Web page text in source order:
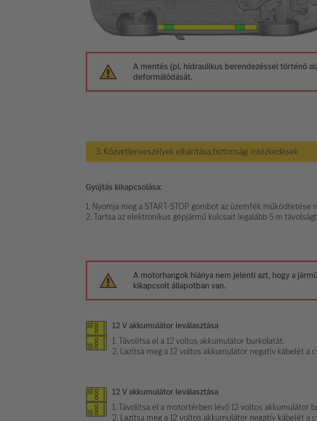
A mentés (pl. hidraulikus berendezéssel történő
deformálódását.
3. Közvetlenveszélyek elhárítása,biztonsági intézkedések
Gyújtás kikapcsolása:
1. Nyomja meg a START-STOP gombot az üzemfék működtetése
2. Tartsa az elektronikus gépjármű kulcsait legalább 5 m
A motorhangok hiánya nem jelenti azt, hogy a jármű
kikapcsolt állapotban van.
12 V akkumulátor leválasztása
1. Távolítsa el a 12 voltos akkumulátor burkolatát.
2. Lazítsa meg a 12 voltos akkumulátor negatív kábelét
12 V akkumulátor leválasztása
1. Távolítsa el a motortérben lévő 12 voltos akkumulátor
2. Lazítsa meg a 12 voltos akkumulátor negatív kábelét